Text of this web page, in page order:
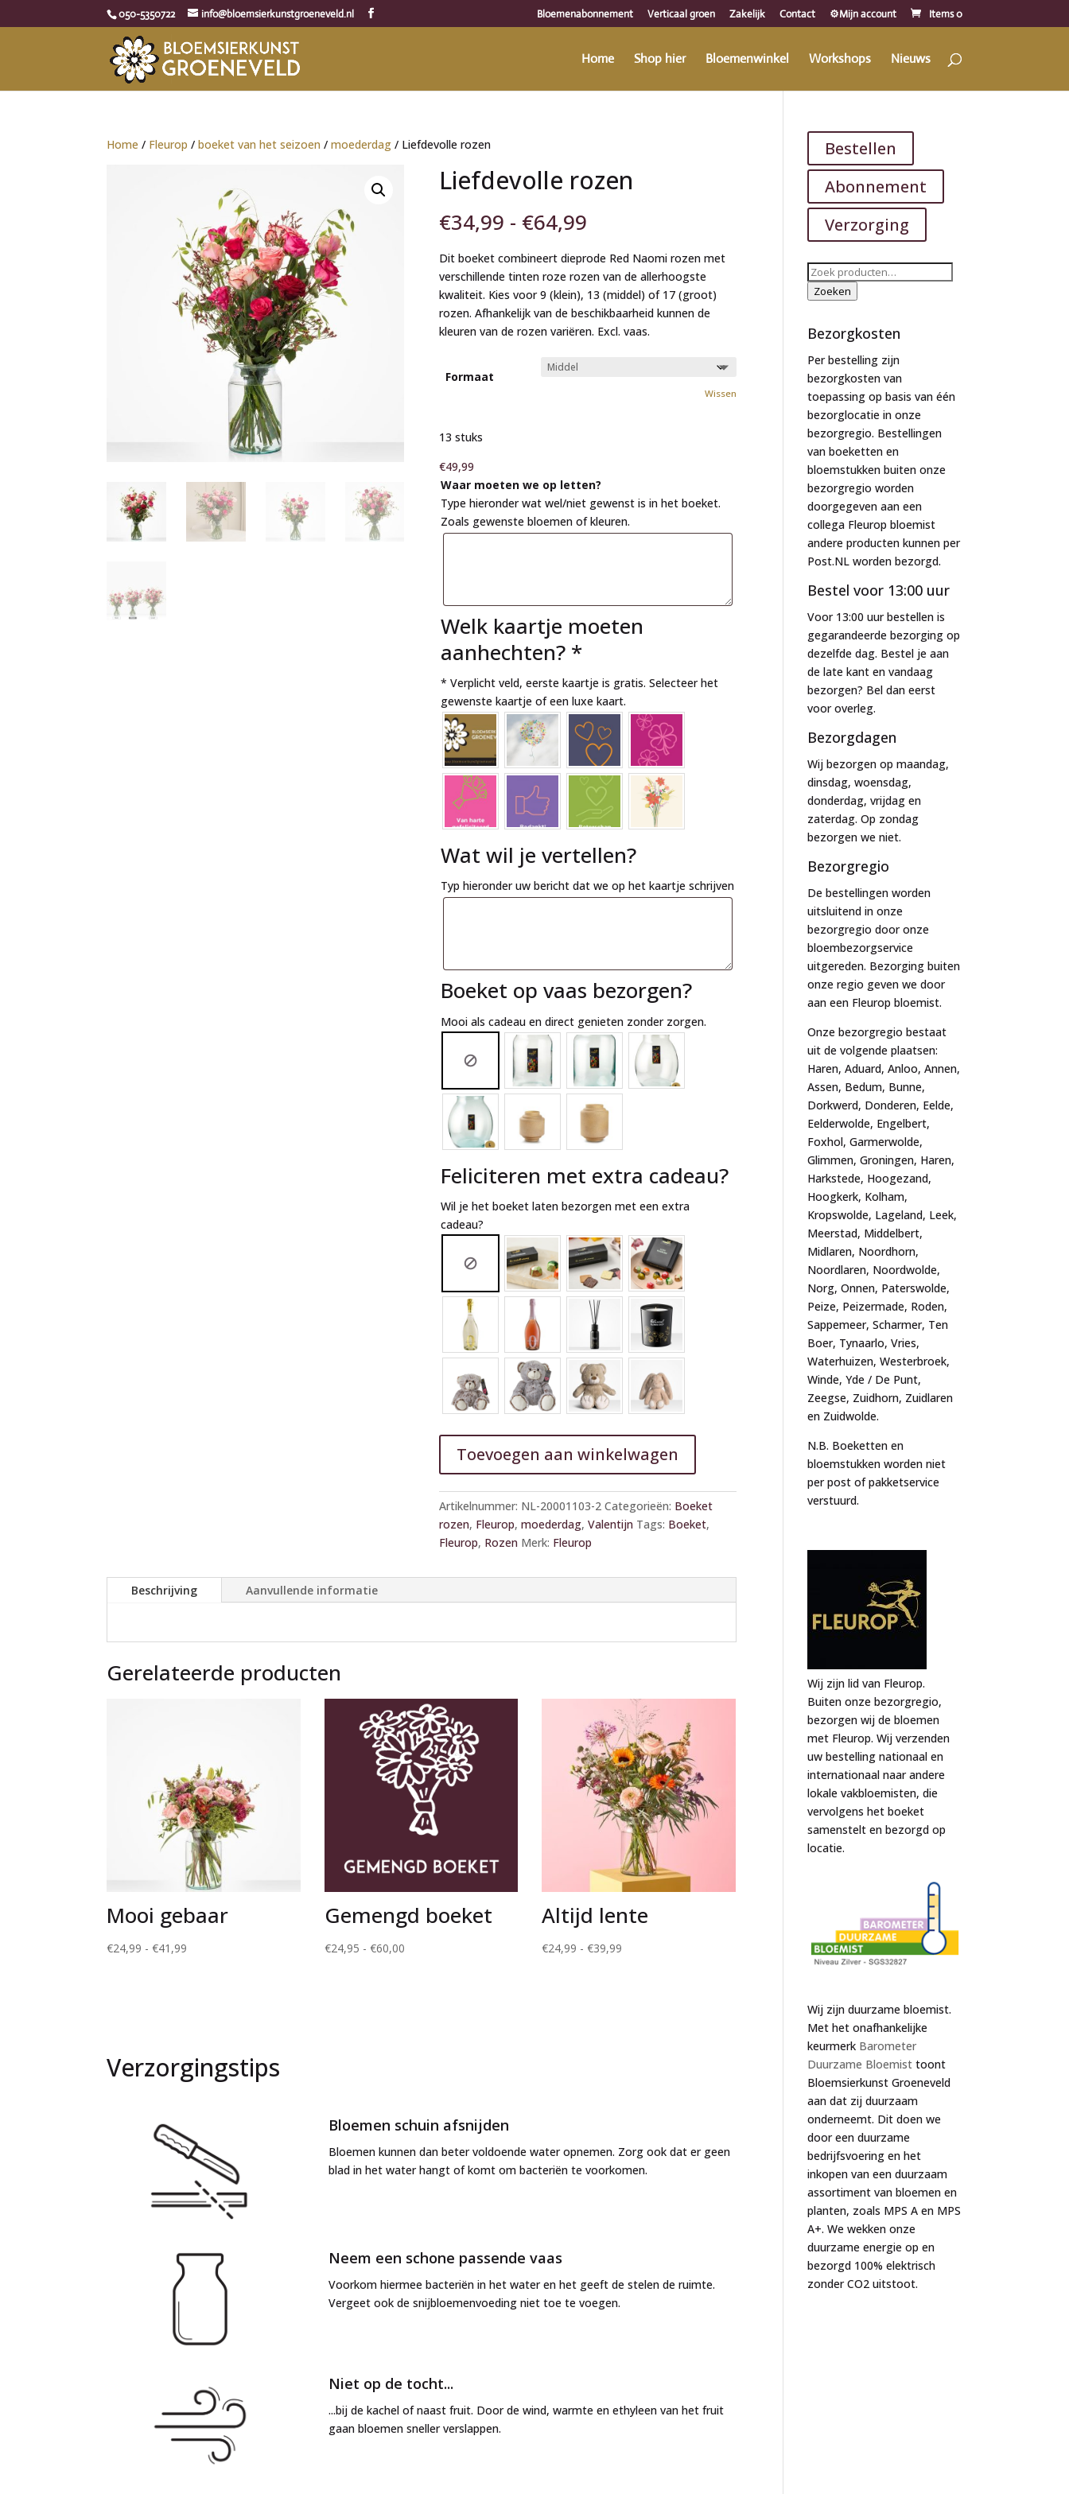
050-5350722 info@bloemsierkunstgroeneveld.nl Bloemenabonnement Verticaal groen Zakelijk Contact ⚙️Mijn account Items 0
Home Shop hier Bloemenwinkel Workshops Nieuws
Home / Fleurop /boeket van het seizoen /moederdag / Liefdevolle rozen
Liefdevolle rozen
€34,99 - €64,99Prijsklasse:
tot
€64,99
Dit boeket combineert dieprode Red Naomi rozen met
verschillende tinten roze rozen van de allerhoogste
kwaliteit. Kies voor 9 (klein), 13 (middel) of 17 (groot)
rozen. Afhankelijk van de beschikbaarheid kunnen de
kleuren van de rozen variëren. Excl. vaas.
Formaat
Wissen
13 stuks
€49,99
Waar moeten we op letten?
Type hieronder wat wel/niet gewenst is in het boeket.
Zoals gewenste bloemen of kleuren.
Welk kaartje moeten
aanhechten? *
* Verplicht veld, eerste kaartje is gratis. Selecteer het
gewenste kaartje of een luxe kaart.
Wat wil je vertellen?
Typ hieronder uw bericht dat we op het kaartje schrijven
Boeket op vaas bezorgen?
Mooi als cadeau en direct genieten zonder zorgen.
Feliciteren met extra cadeau?
Wil je het boeket laten bezorgen met een extra
cadeau?
Toevoegen aan winkelwagen
l
t
e
n
Artikelnummer: NL-20001103-2 Categorieën: Boeket
rozen, Fleurop, moederdag, Valentijn Tags: Boeket,
Fleurop, Rozen Merk: Fleurop
Beschrijving Aanvullende informatie
Gerelateerde producten
Mooi gebaar
€24,99 - €41,99
Gemengd boeket
€24,95 - €60,00Prijsklasse:
Altijd lente
€24,99 - €39,99
Verzorgingstips
Bloemen schuin afsnijden
Bloemen kunnen dan beter voldoende water opnemen. Zorg ook dat er geen
blad in het water hangt of komt om bacteriën te voorkomen.
Neem een schone passende vaas
Voorkom hiermee bacteriën in het water en het geeft de stelen de ruimte.
Vergeet ook de snijbloemenvoeding niet toe te voegen.
Niet op de tocht...
...bij de kachel of naast fruit. Door de wind, warmte en ethyleen van het fruit
gaan bloemen sneller verslappen.
Bestellen
Abonnement
Verzorging
Zoeken
naar:
Zoeken
Bezorgkosten
Per bestelling zijn
bezorgkosten van
toepassing op basis van één
bezorglocatie in onze
bezorgregio. Bestellingen
van boeketten en
bloemstukken buiten onze
bezorgregio worden
doorgegeven aan een
collega Fleurop bloemist
andere producten kunnen per
Post.NL worden bezorgd.
Bestel voor 13:00 uur
Voor 13:00 uur bestellen is
gegarandeerde bezorging op
dezelfde dag. Bestel je aan
de late kant en vandaag
bezorgen? Bel dan eerst
voor overleg.
Bezorgdagen
Wij bezorgen op maandag,
dinsdag, woensdag,
donderdag, vrijdag en
zaterdag. Op zondag
bezorgen we niet.
Bezorgregio
De bestellingen worden
uitsluitend in onze
bezorgregio door onze
bloembezorgservice
uitgereden. Bezorging buiten
onze regio geven we door
aan een Fleurop bloemist.
Onze bezorgregio bestaat
uit de volgende plaatsen:
Haren, Aduard, Anloo, Annen,
Assen, Bedum, Bunne,
Dorkwerd, Donderen, Eelde,
Eelderwolde, Engelbert,
Foxhol, Garmerwolde,
Glimmen, Groningen, Haren,
Harkstede, Hoogezand,
Hoogkerk, Kolham,
Kropswolde, Lageland, Leek,
Meerstad, Middelbert,
Midlaren, Noordhorn,
Noordlaren, Noordwolde,
Norg, Onnen, Paterswolde,
Peize, Peizermade, Roden,
Sappemeer, Scharmer, Ten
Boer, Tynaarlo, Vries,
Waterhuizen, Westerbroek,
Winde, Yde / De Punt,
Zeegse, Zuidhorn, Zuidlaren
en Zuidwolde.
N.B. Boeketten en
bloemstukken worden niet
per post of pakketservice
verstuurd.
Wij zijn lid van Fleurop.
Buiten onze bezorgregio,
bezorgen wij de bloemen
met Fleurop. Wij verzenden
uw bestelling nationaal en
internationaal naar andere
lokale vakbloemisten, die
vervolgens het boeket
samenstelt en bezorgd op
locatie.
Wij zijn duurzame bloemist.
Met het onafhankelijke
keurmerk Barometer
Duurzame Bloemist toont
Bloemsierkunst Groeneveld
aan dat zij duurzaam
onderneemt. Dit doen we
door een duurzame
bedrijfsvoering en het
inkopen van een duurzaam
assortiment van bloemen en
planten, zoals MPS A en MPS
A+. We wekken onze
duurzame energie op en
bezorgd 100% elektrisch
zonder CO2 uitstoot.